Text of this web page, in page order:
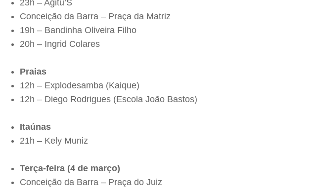
23h – Agitu’S
Conceição da Barra – Praça da Matriz
19h – Bandinha Oliveira Filho
20h – Ingrid Colares
Praias
12h – Explodesamba (Kaique)
12h – Diego Rodrigues (Escola João Bastos)
Itaúnas
21h – Kely Muniz
Terça-feira (4 de março)
Conceição da Barra – Praça do Juiz